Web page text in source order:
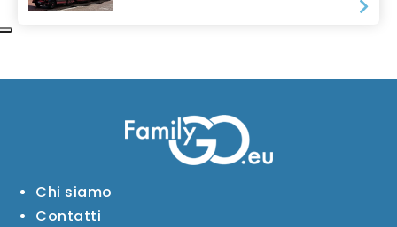
Chi siamo
Contatti